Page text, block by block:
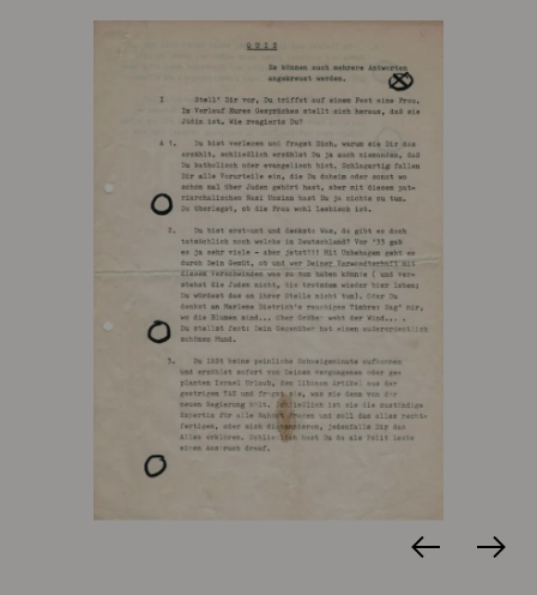
Quiz Teil I zu Kennlernsituationen
unter jüdischen und nicht-jüdischen Frauen